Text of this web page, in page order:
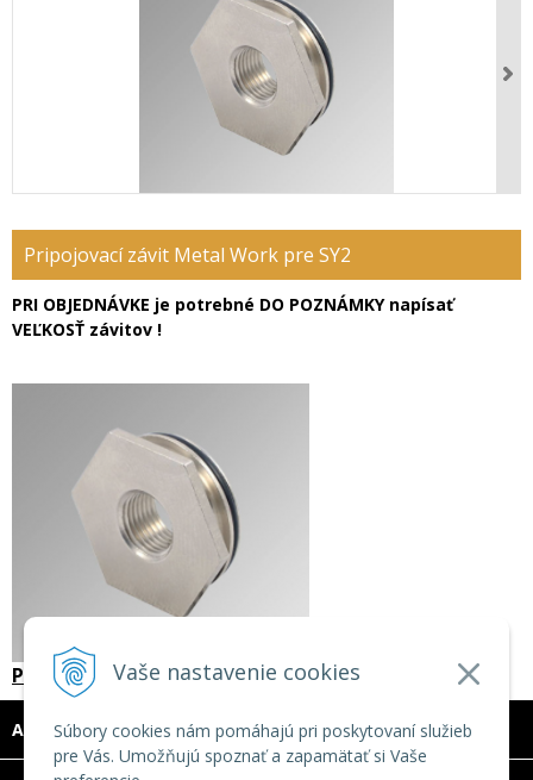
Vaše nastavenie cookies
Súbory cookies nám pomáhajú pri poskytovaní služieb
pre Vás. Umožňujú spoznať a zapamätať si Vaše
Pripojovací závit Metal Work pre SY2
PRI OBJEDNÁVKE je potrebné DO POZNÁMKY napísať
VEĽKOSŤ závitov !
Pripojovací závit Metal Work pre SY2
ADRESA